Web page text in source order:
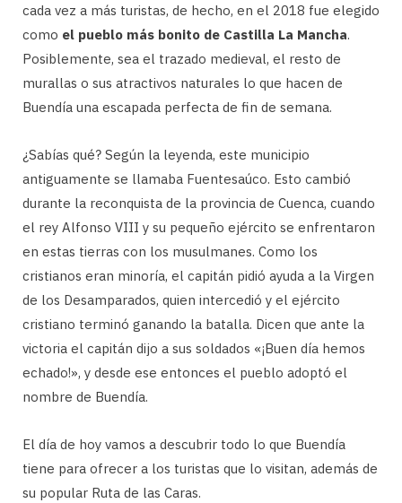
cada vez a más turistas, de hecho, en el 2018 fue elegido
como el pueblo más bonito de Castilla La Mancha.
Posiblemente, sea el trazado medieval, el resto de
murallas o sus atractivos naturales lo que hacen de
Buendía una escapada perfecta de fin de semana.
¿Sabías qué? Según la leyenda, este municipio
antiguamente se llamaba Fuentesaúco. Esto cambió
durante la reconquista de la provincia de Cuenca, cuando
el rey Alfonso VIII y su pequeño ejército se enfrentaron
en estas tierras con los musulmanes. Como los
cristianos eran minoría, el capitán pidió ayuda a la Virgen
de los Desamparados, quien intercedió y el ejército
cristiano terminó ganando la batalla. Dicen que ante la
victoria el capitán dijo a sus soldados «¡Buen día hemos
echado!», y desde ese entonces el pueblo adoptó el
nombre de Buendía.
El día de hoy vamos a descubrir todo lo que Buendía
tiene para ofrecer a los turistas que lo visitan, además de
su popular Ruta de las Caras.